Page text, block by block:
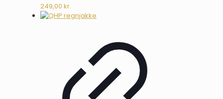
249,00 kr.